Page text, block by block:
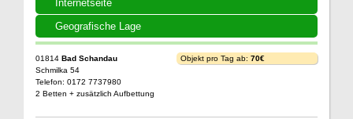
Internetseite
Geografische Lage
01814 Bad Schandau
Schmilka 54
Telefon: 0172 7737980
2 Betten + zusätzlich Aufbettung
Objekt pro Tag ab: 70€